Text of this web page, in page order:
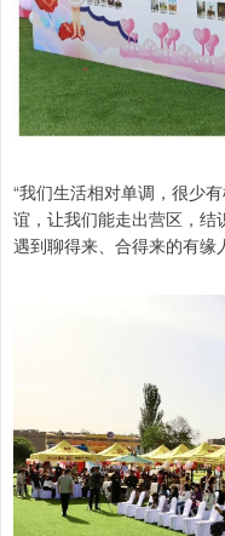
“我们生活相对单调，很少
谊，让我们能走出营区，结
遇到聊得来、合得来的有缘